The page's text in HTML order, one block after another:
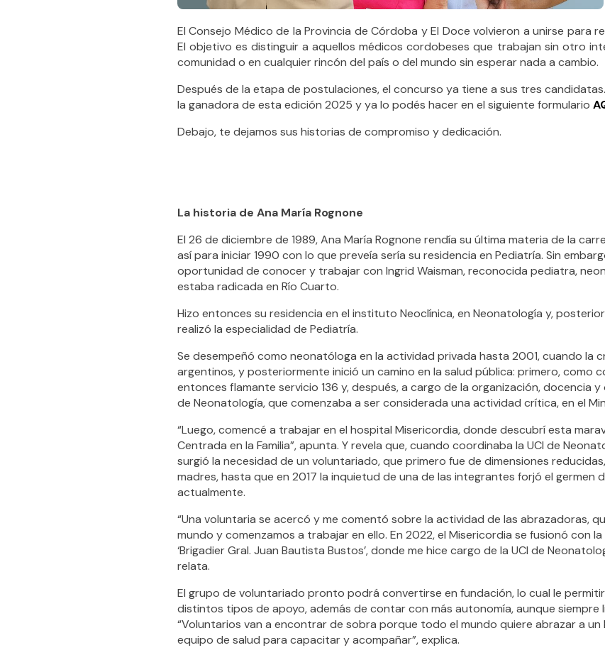
El Consejo Médico de la Provincia de Córdoba y El Doce volvieron a unirse para
El objetivo es distinguir a aquellos médicos cordobeses que trabajan sin otro
comunidad o en cualquier rincón del país o del mundo sin esperar nada a cambio.
Después de la etapa de postulaciones, el concurso ya tiene a sus tres
la ganadora de esta edición 2025 y ya lo podés hacer en el siguiente formulario
Debajo, te dejamos sus historias de compromiso y dedicación.
La historia de Ana María Rognone
El 26 de diciembre de 1989, Ana María Rognone rendía su última materia de la
así para iniciar 1990 con lo que preveía sería su residencia en Pediatría. Sin
oportunidad de conocer y trabajar con Ingrid Waisman, reconocida pediatra,
estaba radicada en Río Cuarto.
Hizo entonces su residencia en el instituto Neoclínica, en Neonatología y,
realizó la especialidad de Pediatría.
Se desempeñó como neonatóloga en la actividad privada hasta 2001, cuando la
argentinos, y posteriormente inició un camino en la salud pública: primero, como
entonces flamante servicio 136 y, después, a cargo de la organización, docencia
de Neonatología, que comenzaba a ser considerada una actividad crítica, en el
“Luego, comencé a trabajar en el hospital Misericordia, donde descubrí esta
Centrada en la Familia”, apunta. Y revela que, cuando coordinaba la UCI de
surgió la necesidad de un voluntariado, que primero fue de dimensiones
madres, hasta que en 2017 la inquietud de una de las integrantes forjó el germen
actualmente.
“Una voluntaria se acercó y me comentó sobre la actividad de las abrazadoras,
mundo y comenzamos a trabajar en ello. En 2022, el Misericordia se fusionó con
‘Brigadier Gral. Juan Bautista Bustos’, donde me hice cargo de la UCI de
relata.
El grupo de voluntariado pronto podrá convertirse en fundación, lo cual le
distintos tipos de apoyo, además de contar con más autonomía, aunque siempre
“Voluntarios van a encontrar de sobra porque todo el mundo quiere abrazar a
equipo de salud para capacitar y acompañar”, explica.